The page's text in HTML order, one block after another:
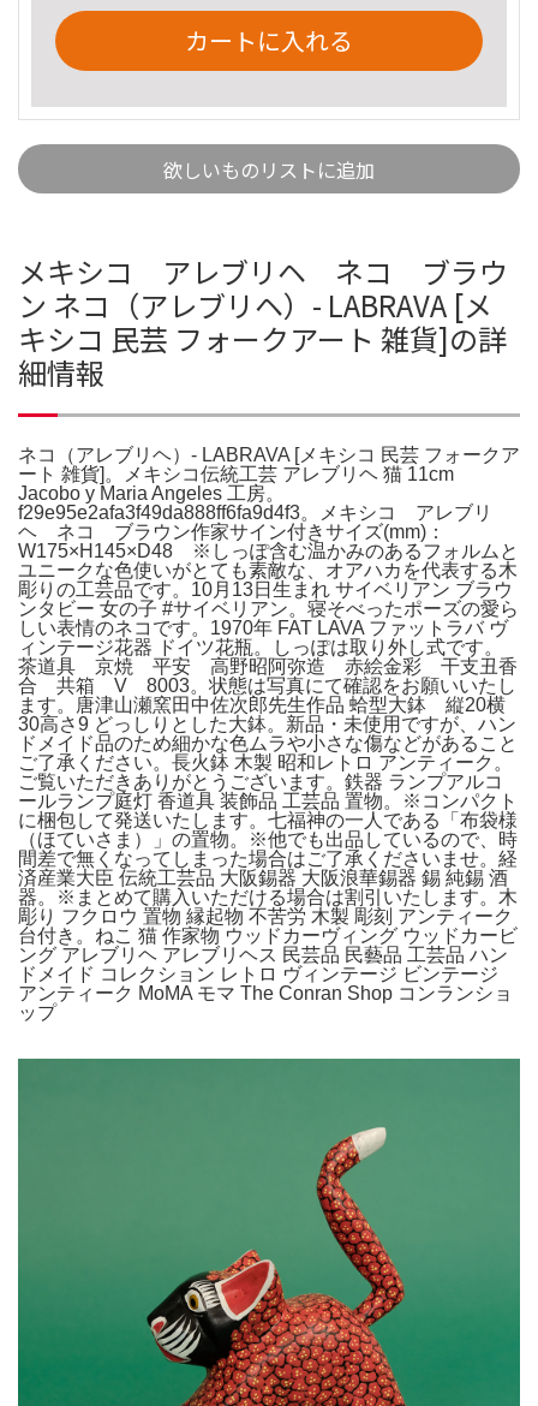
カートに入れる
欲しいものリストに追加
メキシコ アレブリヘ ネコ ブラウ
ン ネコ（アレブリヘ）- LABRAVA [メ
キシコ 民芸 フォークアート 雑貨]の詳
細情報
ネコ（アレブリヘ）- LABRAVA [メキシコ 民芸 フォークア
ート 雑貨]。メキシコ伝統工芸 アレブリヘ 猫 11cm
Jacobo y Maria Angeles 工房。
f29e95e2afa3f49da888ff6fa9d4f3。メキシコ アレブリ
ヘ ネコ ブラウン作家サイン付きサイズ(mm)：
W175×H145×D48 ※しっぽ含む温かみのあるフォルムと
ユニークな色使いがとても素敵な、オアハカを代表する木
彫りの工芸品です。10月13日生まれ サイベリアン ブラウ
ンタビー 女の子 #サイベリアン。寝そべったポーズの愛ら
しい表情のネコです。1970年 FAT LAVA ファットラバ ヴ
ィンテージ花器 ドイツ花瓶。しっぽは取り外し式です。
茶道具 京焼 平安 高野昭阿弥造 赤絵金彩 干支丑香
合 共箱 V 8003。状態は写真にて確認をお願いいたし
ます。唐津山瀬窯田中佐次郎先生作品 蛤型大鉢 縦20横
30高さ9 どっしりとした大鉢。新品・未使用ですが、ハン
ドメイド品のため細かな色ムラや小さな傷などがあること
ご了承ください。長火鉢 木製 昭和レトロ アンティーク。
ご覧いただきありがとうございます。鉄器 ランプアルコ
ールランプ庭灯 香道具 装飾品 工芸品 置物。※コンパクト
に梱包して発送いたします。七福神の一人である「布袋様
（ほていさま）」の置物。※他でも出品しているので、時
間差で無くなってしまった場合はご了承くださいませ。経
済産業大臣 伝統工芸品 大阪錫器 大阪浪華錫器 錫 純錫 酒
器。※まとめて購入いただける場合は割引いたします。木
彫り フクロウ 置物 縁起物 不苦労 木製 彫刻 アンティーク
台付き。ねこ 猫 作家物 ウッドカーヴィング ウッドカービ
ング アレブリヘ アレブリヘス 民芸品 民藝品 工芸品 ハン
ドメイド コレクション レトロ ヴィンテージ ビンテージ
アンティーク MoMA モマ The Conran Shop コンランショ
ップ